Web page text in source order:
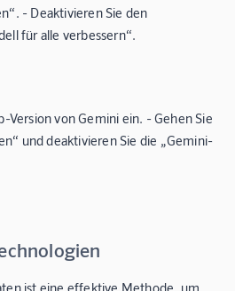
- Deaktivieren Sie den
für alle verbessern“.
Version von Gemini ein. - Gehen Sie
und deaktivieren Sie die „Gemini-
ist eine effektive Methode, um